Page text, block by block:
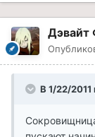
Дэвайт
В 1/22/2011